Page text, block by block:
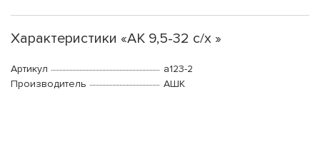
Характеристики «АК 9,5-32 с/х »
Артикул
a123-2
Производитель
АШК